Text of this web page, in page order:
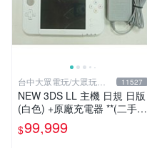
台中大眾電玩/大眾玩具
店
11527
NEW 3DS LL 主機 日規 日版
(白色) +原廠充電器 **(二手主
機-約8~9成新)【台中大眾電
玩】
$99,999